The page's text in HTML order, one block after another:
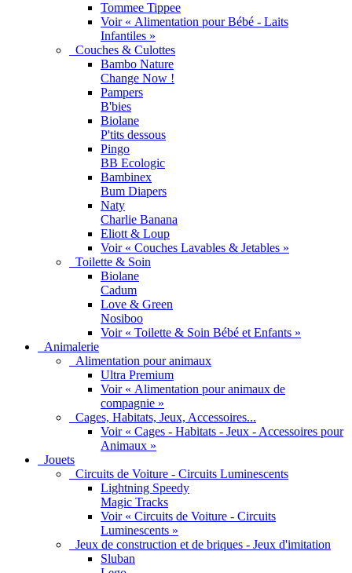
Tommee Tippee
Voir « Alimentation pour Bébé - Laits
Infantiles »
Couches & Culottes
Bambo Nature
Change Now !
Pampers
B'bies
Biolane
P'tits dessous
Pingo
BB Ecologic
Bambinex
Bum Diapers
Naty
Charlie Banana
Eliott & Loup
Voir « Couches Lavables & Jetables »
Toilette & Soin
Biolane
Cadum
Love & Green
Nosiboo
Voir « Toilette & Soin Bébé et Enfants »
Animalerie
Alimentation pour animaux
Ultra Premium
Voir « Alimentation pour animaux de
compagnie »
Cages, Habitats, Jeux, Accessoires...
Voir « Cages - Habitats - Jeux - Accessoires pour
Animaux »
Jouets
Circuits de Voiture - Circuits Luminescents
Lightning Speedy
Magic Tracks
Voir « Circuits de Voiture - Circuits
Luminescents »
Jeux de construction et de briques - Jeux d'imitation
Sluban